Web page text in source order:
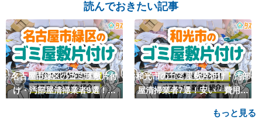
読んでおきたい記事
名古屋市緑区のゴミ屋敷片付
け・汚部屋清掃業者9選！安
和光市のゴミ屋敷片付け・汚部
屋清掃業者7選！安い・費用相
もっと見る